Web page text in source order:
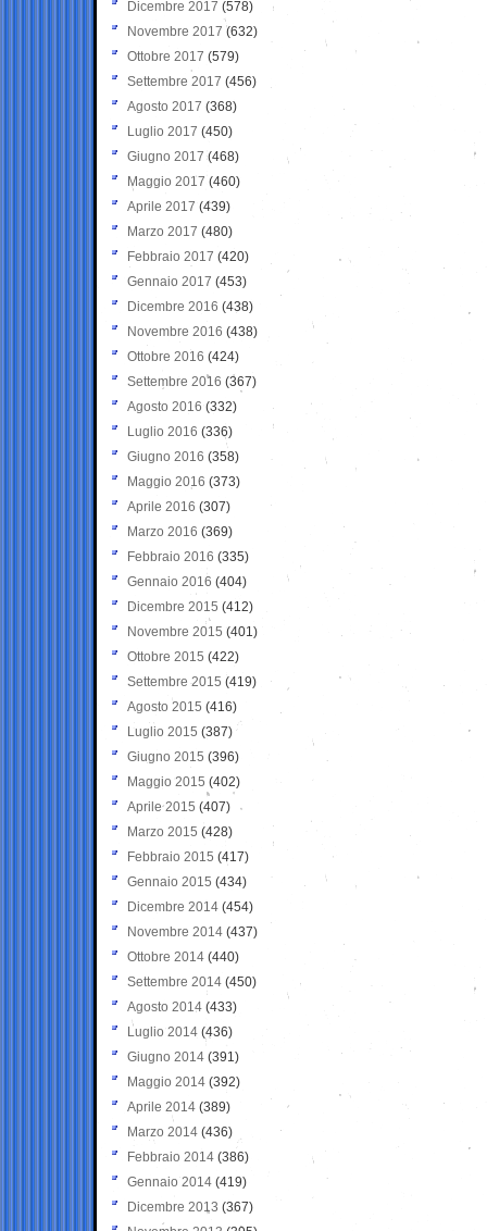
Dicembre 2017 (578)
Novembre 2017 (632)
Ottobre 2017 (579)
Settembre 2017 (456)
Agosto 2017 (368)
Luglio 2017 (450)
Giugno 2017 (468)
Maggio 2017 (460)
Aprile 2017 (439)
Marzo 2017 (480)
Febbraio 2017 (420)
Gennaio 2017 (453)
Dicembre 2016 (438)
Novembre 2016 (438)
Ottobre 2016 (424)
Settembre 2016 (367)
Agosto 2016 (332)
Luglio 2016 (336)
Giugno 2016 (358)
Maggio 2016 (373)
Aprile 2016 (307)
Marzo 2016 (369)
Febbraio 2016 (335)
Gennaio 2016 (404)
Dicembre 2015 (412)
Novembre 2015 (401)
Ottobre 2015 (422)
Settembre 2015 (419)
Agosto 2015 (416)
Luglio 2015 (387)
Giugno 2015 (396)
Maggio 2015 (402)
Aprile 2015 (407)
Marzo 2015 (428)
Febbraio 2015 (417)
Gennaio 2015 (434)
Dicembre 2014 (454)
Novembre 2014 (437)
Ottobre 2014 (440)
Settembre 2014 (450)
Agosto 2014 (433)
Luglio 2014 (436)
Giugno 2014 (391)
Maggio 2014 (392)
Aprile 2014 (389)
Marzo 2014 (436)
Febbraio 2014 (386)
Gennaio 2014 (419)
Dicembre 2013 (367)